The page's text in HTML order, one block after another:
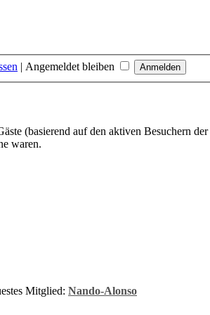
Angemeldet bleiben
(basierend auf den aktiven Besuchern
waren.
Mitglied: Nando-Alonso